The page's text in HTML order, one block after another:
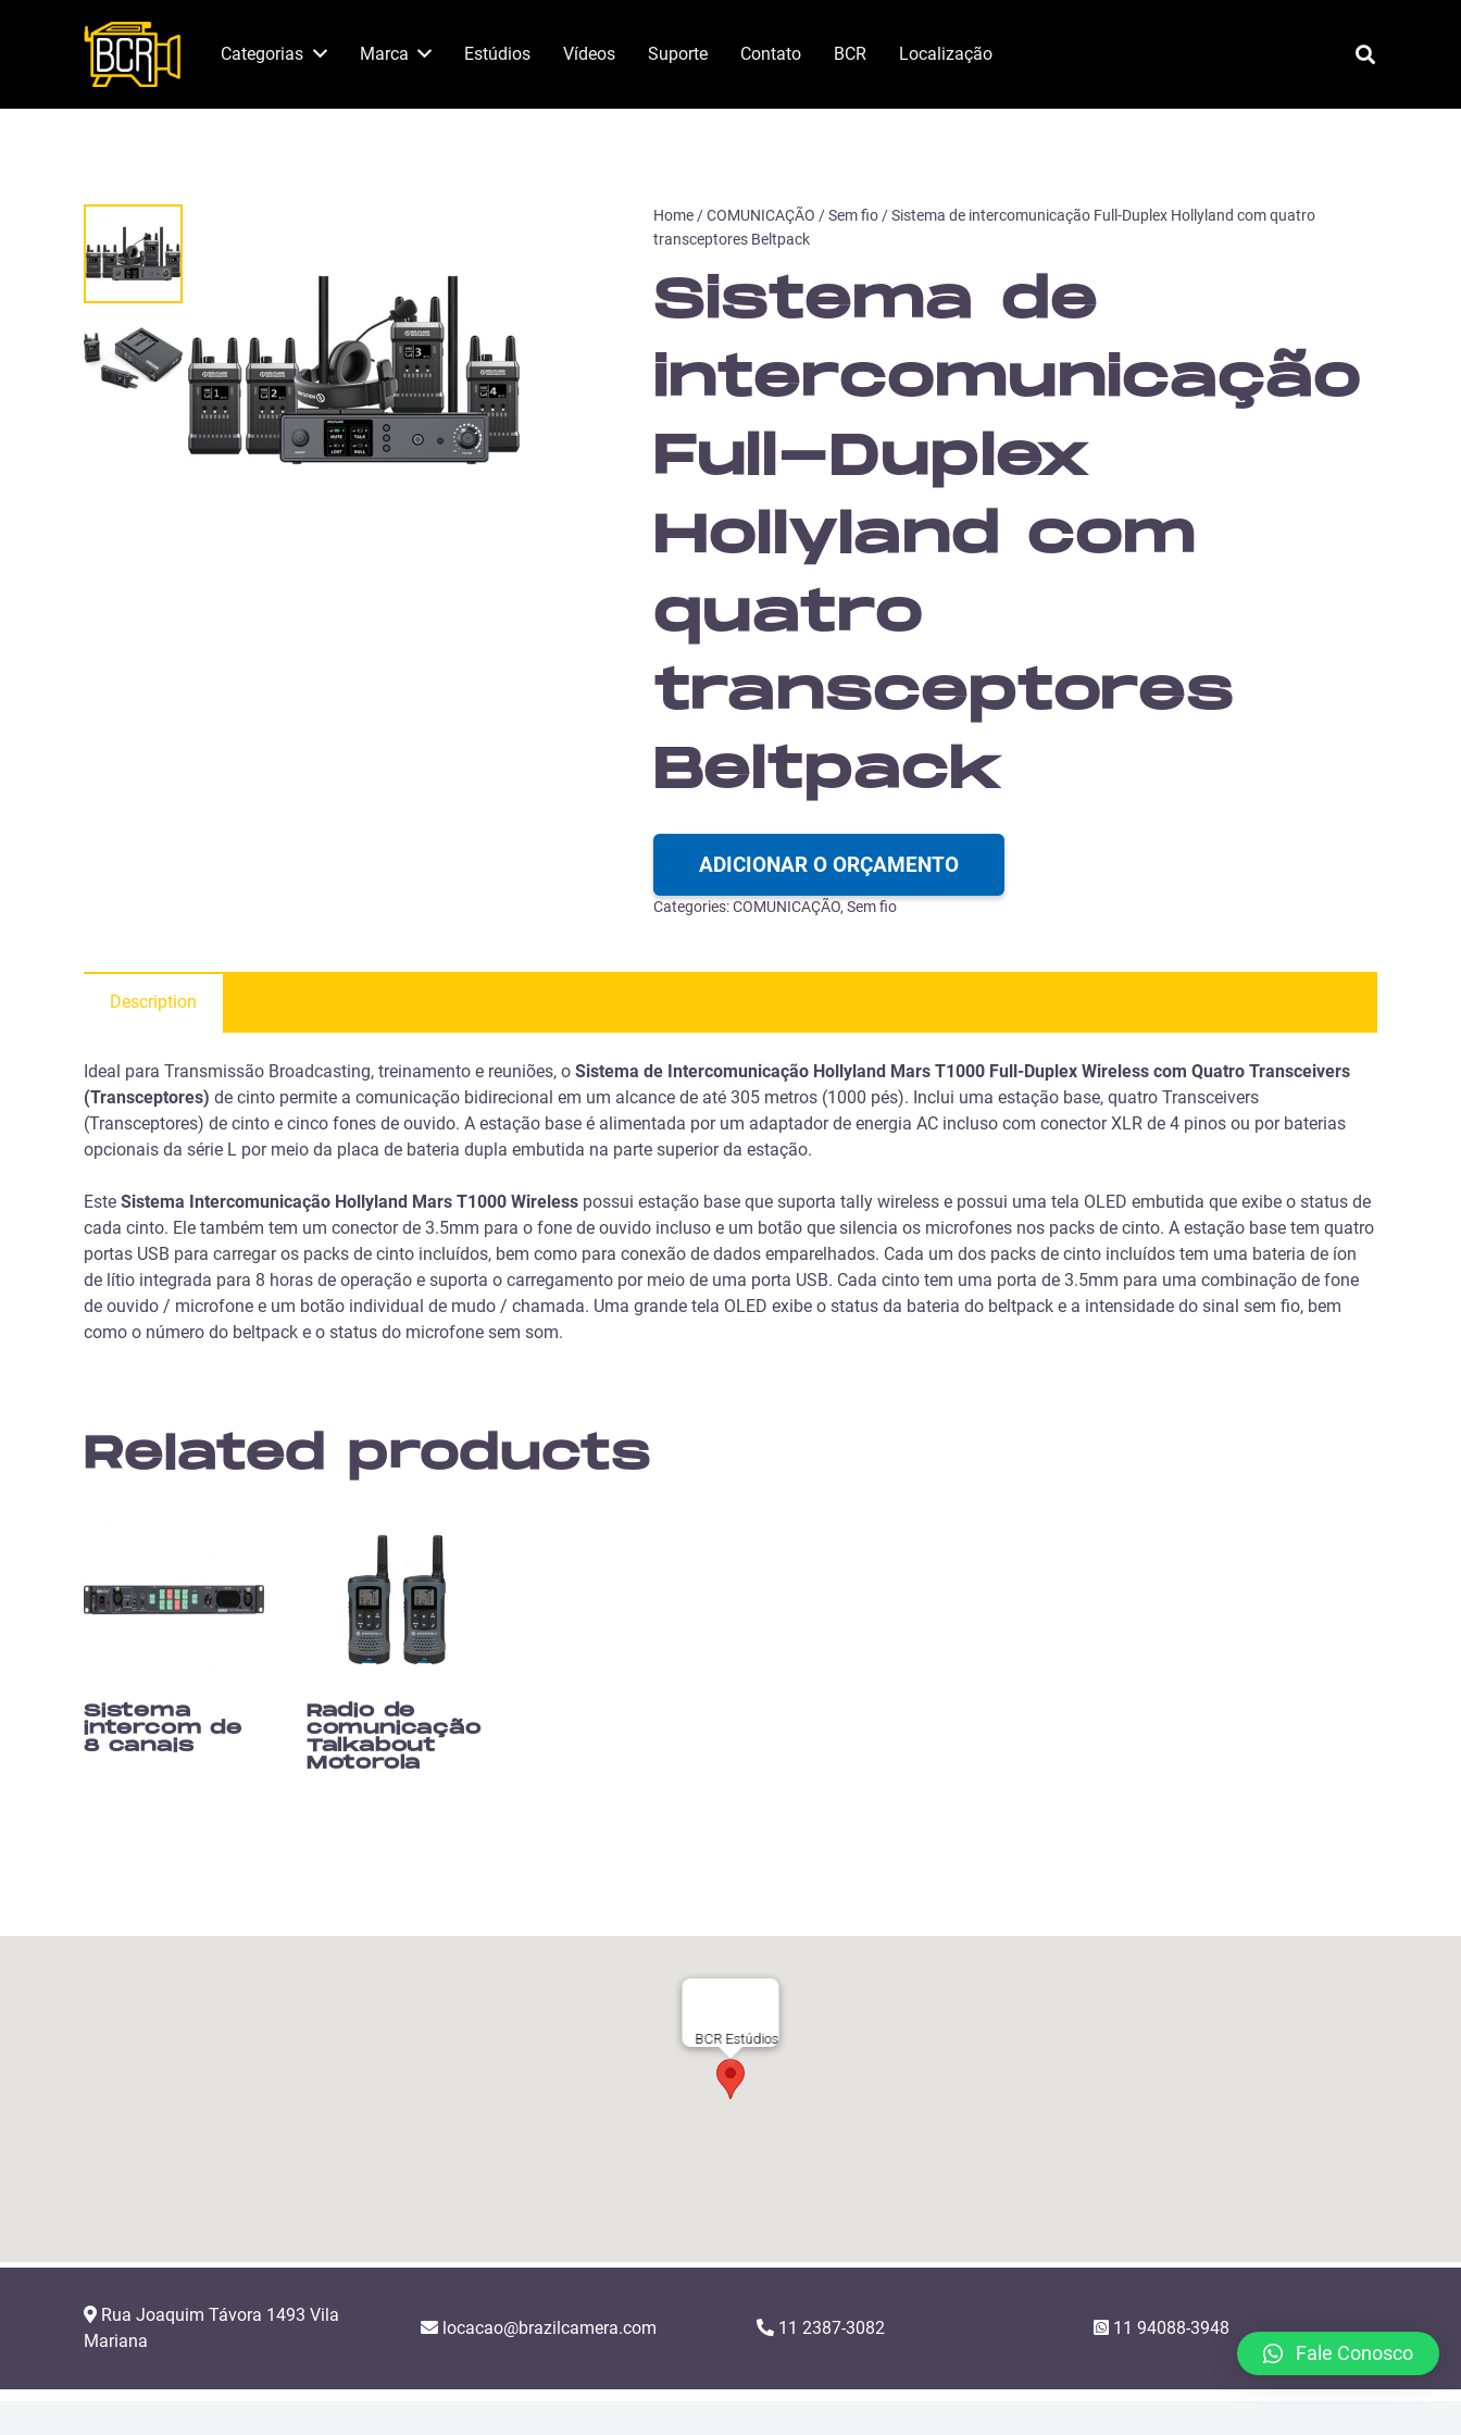
Categorias Marca Estúdios Vídeos Suporte Contato BCR Localização
Home/COMUNICAÇÃO /Sem fio/ Sistema de intercomunicação Full-Duplex Hollyland com quatro
transceptores Beltpack
Sistema de
intercomunicação
Full-Duplex
Hollyland com
quatro
transceptores
Beltpack
ADICIONAR O ORÇAMENTO
Categories:COMUNICAÇÃO, Sem fio
Description
Ideal para Transmissão Broadcasting, treinamento e reuniões, o Sistema de Intercomunicação Hollyland Mars T1000 Full-Duplex Wireless com Quatro Transceivers
(Transceptores) de cinto permite a comunicação bidirecional em um alcance de até 305 metros (1000 pés). Inclui uma estação base, quatro Transceivers
(Transceptores) de cinto e cinco fones de ouvido. A estação base é alimentada por um adaptador de energia AC incluso com conector XLR de 4 pinos ou por baterias
opcionais da série L por meio da placa de bateria dupla embutida na parte superior da estação.
Este Sistema Intercomunicação Hollyland Mars T1000 Wireless possui estação base que suporta tally wireless e possui uma tela OLED embutida que exibe o status de
cada cinto. Ele também tem um conector de 3.5mm para o fone de ouvido incluso e um botão que silencia os microfones nos packs de cinto. A estação base tem quatro
portas USB para carregar os packs de cinto incluídos, bem como para conexão de dados emparelhados. Cada um dos packs de cinto incluídos tem uma bateria de íon
de lítio integrada para 8 horas de operação e suporta o carregamento por meio de uma porta USB. Cada cinto tem uma porta de 3.5mm para uma combinação de fone
de ouvido / microfone e um botão individual de mudo / chamada. Uma grande tela OLED exibe o status da bateria do beltpack e a intensidade do sinal sem fio, bem
como o número do beltpack e o status do microfone sem som.
Related products
Sistema
intercom de
8 canais
Radio de
comunicação
Talkabout
Motorola
BCR Estúdios
Rua Joaquim Távora 1493 Vila
Mariana
locacao@brazilcamera.com 11 2387-3082 11 94088-3948
Fale Conosco